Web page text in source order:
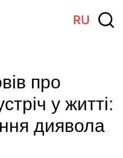
RU
про
у житті:
диявола